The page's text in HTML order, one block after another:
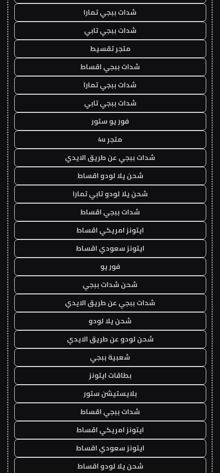
شدات ببجي تمارا
شدات ببجي تابي
متجر تقسيط
شدات ببجي اقساط
شدات ببجي تمارا
شدات ببجي تابي
فور يو ستور
متجر 4u
شدات ببجي عن طريق الايدي
شحن يلا لودو اقساط
شحن يلا لودو تابي تمارا
شدات ببجي اقساط
ايتونز امريكي اقساط
ايتونز سعودي اقساط
فور يو
شحن شدات ببجي
شدات ببجي عن طريق الايدي
شحن يلا لودو
شحن لودو عن طريق الايدي
شعبية ببجي
بطاقات ايتونز
بلايستيشن ستور
شدات ببجي اقساط
ايتونز امريكي اقساط
ايتونز سعودي اقساط
شحن يلا لودو اقساط